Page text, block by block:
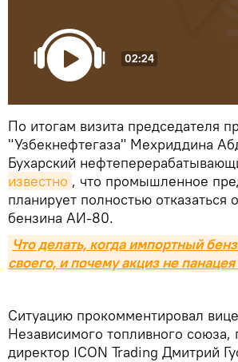
02:24
По итогам визита председателя
"Узбекнефтегаза" Мехриддина
Бухарский
известно , что промышленное
планирует полностью отказаться
бензина АИ-80.
Что делать, когда импортный
своего, и почему акциз не
Ситуацию прокомментировал
Независимого топливного союза,
директор ICON Trading Дмитрий